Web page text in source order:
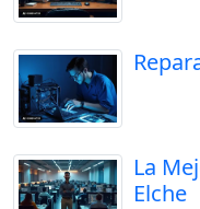
La
Elche